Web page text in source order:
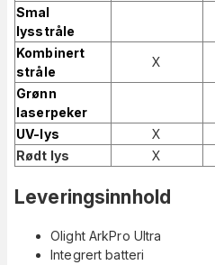
Smal
lysstråle
Kombinert
stråle
X
Grønn
laserpeker
UV-lys X
Rødt lys
X
Leveringsinnhold
Olight ArkPro Ultra
Integrert batteri